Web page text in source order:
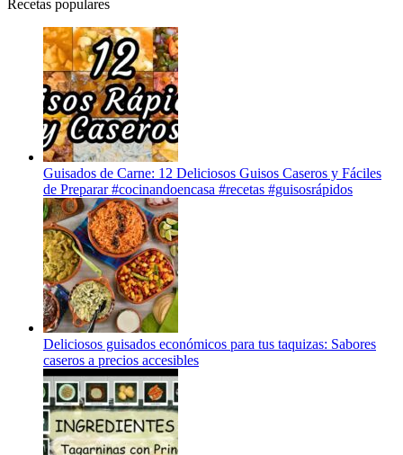
Recetas populares
Guisados de Carne: 12 Deliciosos Guisos Caseros y Fáciles
de Preparar #cocinandoencasa #recetas #guisosrápidos
Deliciosos guisados económicos para tus taquizas: Sabores
caseros a precios accesibles